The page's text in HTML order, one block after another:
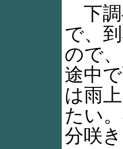
下調
で、
ので
途中
は雨
たい
分咲き